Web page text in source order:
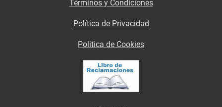
Términos y Condiciones
Política de Privacidad
Politica de Cookies